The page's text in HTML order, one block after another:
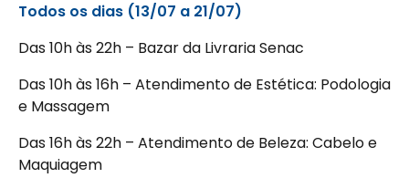
Todos os dias (13/07 a 21/07)
Das 10h às 22h – Bazar da Livraria Senac
Das 10h às 16h – Atendimento de Estética: Podologia
e Massagem
Das 16h às 22h – Atendimento de Beleza: Cabelo e
Maquiagem